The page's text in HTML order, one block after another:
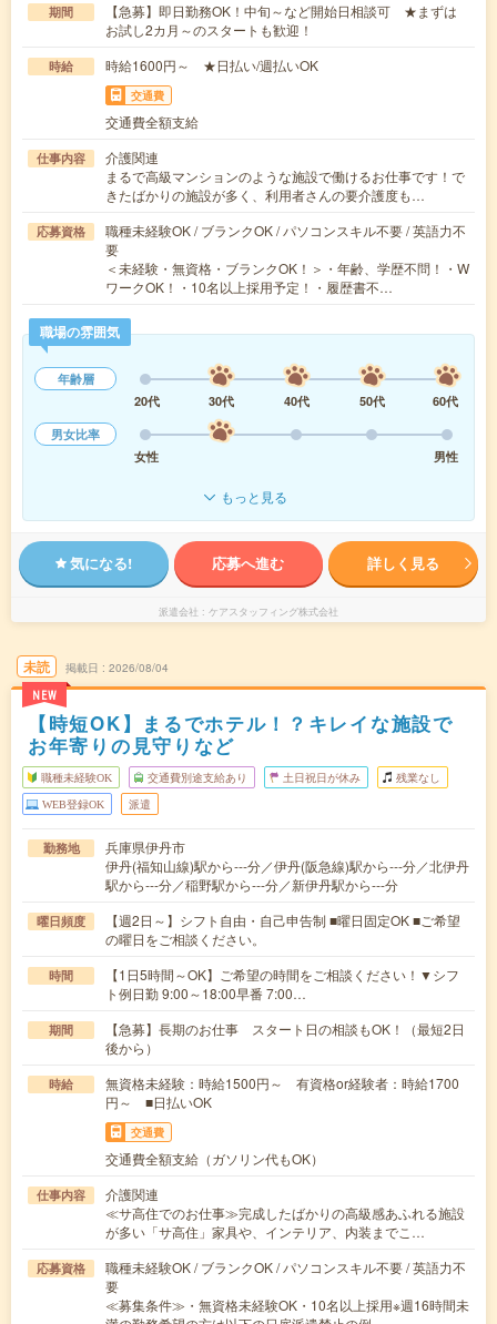
期間
【急募】即日勤務OK！中旬～など開始日相談可 ★まずは
お試し2カ月～のスタートも歓迎！
時給 時給1600円～ ★日払い/週払いOK
交通費
交通費全額支給
仕事内容
介護関連
まるで高級マンションのような施設で働けるお仕事です！で
きたばかりの施設が多く、利用者さんの要介護度も…
応募資格
職種未経験OK / ブランクOK / パソコンスキル不要 / 英語力不
要
＜未経験・無資格・ブランクOK！＞・年齢、学歴不問！・W
ワークOK！・10名以上採用予定！・履歴書不…
職場の雰囲気
年齢層
20代
30代 40代 50代
60代
男女比率
女性
男性
もっと見る
気になる! 応募へ進む 詳しく見る
派遣会社 ケアスタッフィング株式会社
未読
NEW
掲載日 2026/08/04
【時短OK】まるでホテル！？キレイな施設で
お年寄りの見守りなど
職種未経験OK 交通費別途支給あり 土日祝日が休み 残業なし
WEB登録OK 派遣
勤務地
兵庫県伊丹市
伊丹(福知山線)駅から---分／伊丹(阪急線)駅から---分／北伊丹
駅から---分／稲野駅から---分／新伊丹駅から---分
曜日頻度
【週2日～】シフト自由・自己申告制 ■曜日固定OK ■ご希望
の曜日をご相談ください。
時間
【1日5時間～OK】ご希望の時間をご相談ください！▼シフ
ト例日勤 9:00～18:00早番 7:00…
期間
【急募】長期のお仕事 スタート日の相談もOK！（最短2日
後から）
時給
無資格未経験：時給1500円～ 有資格or経験者：時給1700
円～ ■日払いOK
交通費
交通費全額支給（ガソリン代もOK）
仕事内容
介護関連
≪サ高住でのお仕事≫完成したばかりの高級感あふれる施設
が多い「サ高住」家具や、インテリア、内装までこ…
応募資格
職種未経験OK / ブランクOK / パソコンスキル不要 / 英語力不
要
≪募集条件≫・無資格未経験OK・10名以上採用※週16時間未